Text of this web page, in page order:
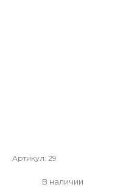
Артикул: 29
В наличии